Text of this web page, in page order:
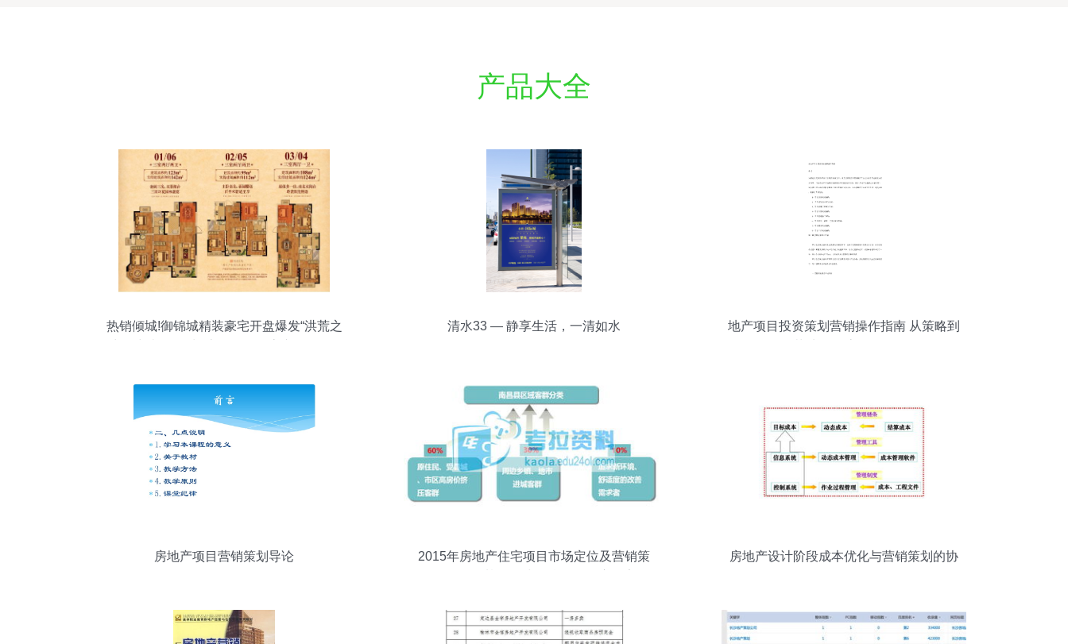
产品大全
热销倾城!御锦城精装豪宅开盘爆发“洪荒之
江二手房_镇江租房_镇江房地产信息|镇江
房地产门户网站|房地产|房产|买房|租房|镇
江|fdc.my0511.com
清水33 — 静享生活，一清如水
地产项目投资策划营销操作指南 从策略到
房地产项目营销策划导论
2015年房地产住宅项目市场定位及营销策
房地产设计阶段成本优化与营销策划的协